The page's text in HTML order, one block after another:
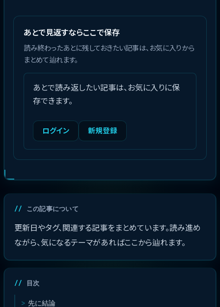
あとで見返すならここで保存
読み終わったあとに残しておきたい記事は、お気に入りから
まとめて辿れます。
あとで読み返したい記事は、お気に入りに保
存できます。
ログイン 新規登録
この記事について
更新日やタグ、関連する記事をまとめています。読み進め
ながら、気になるテーマがあればここから辿れます。
目次
先に結論